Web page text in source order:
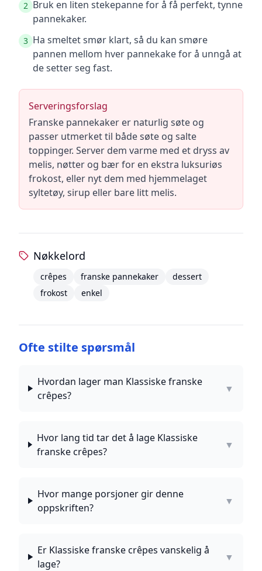
2 Bruk en liten stekepanne for å få perfekt, tynne
pannekaker.
3 Ha smeltet smør klart, så du kan smøre
pannen mellom hver pannekake for å unngå at
de setter seg fast.
Serveringsforslag
Franske pannekaker er naturlig søte og
passer utmerket til både søte og salte
toppinger. Server dem varme med et dryss av
melis, nøtter og bær for en ekstra luksuriøs
frokost, eller nyt dem med hjemmelaget
syltetøy, sirup eller bare litt melis.
Nøkkelord
crêpes franske pannekaker
dessert
frokost
enkel
Ofte stilte spørsmål
Hvordan lager man Klassiske franske
crêpes?
▼
Hvor lang tid tar det å lage Klassiske
franske crêpes?
▼
Hvor mange porsjoner gir denne
oppskriften?
▼
Er Klassiske franske crêpes vanskelig å
lage?
▼